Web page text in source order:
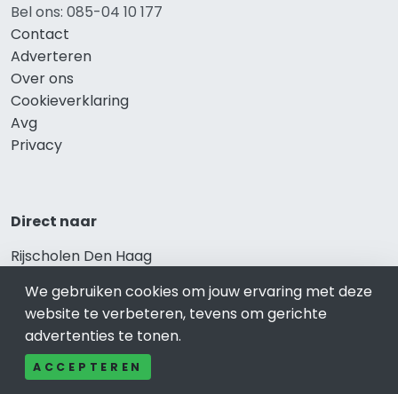
Bel ons: 085-04 10 177
Contact
Adverteren
Over ons
Cookieverklaring
Avg
Privacy
Direct naar
Rijscholen Den Haag
Taxi Den Haag
Kapper Den Haag
Gezondheid Den Haag
Afvallen Den Haag
We gebruiken cookies om jouw ervaring met deze
website te verbeteren, tevens om gerichte
advertenties te tonen.
ACCEPTEREN